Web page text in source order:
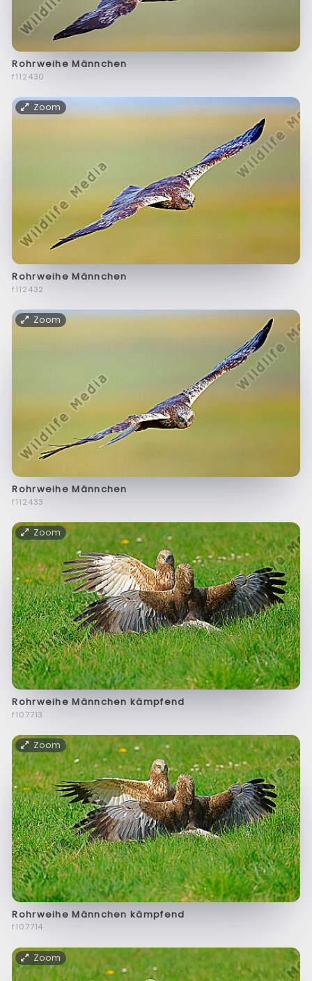
Rohrweihe Männchen
f112430
Zoom
Rohrweihe Männchen
f112432
Zoom
Rohrweihe Männchen
f112433
Zoom
Rohrweihe Männchen kämpfend
f107713
Zoom
Rohrweihe Männchen kämpfend
f107714
Zoom